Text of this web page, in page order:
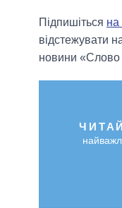
Підпишіться на
відстежувати
новини «Слово